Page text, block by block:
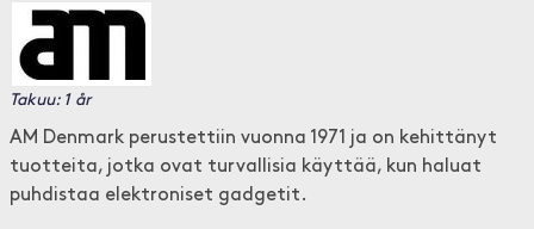
Takuu: 1 år
AM Denmark perustettiin vuonna 1971 ja on kehittänyt
tuotteita, jotka ovat turvallisia käyttää, kun haluat
puhdistaa elektroniset gadgetit.